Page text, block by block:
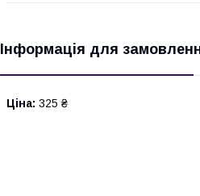
Інформація для
Ціна: 325 ₴